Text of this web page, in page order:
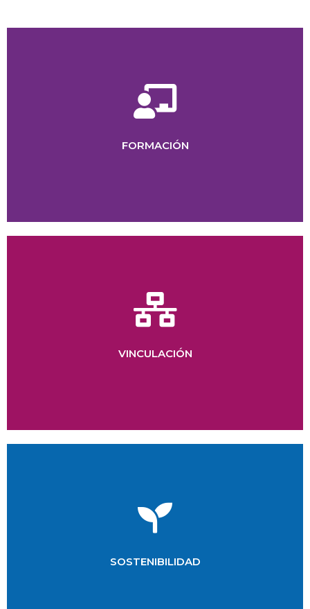
FORMACIÓN
Cursos y talleres enfocados en herramientas clave
profesional.
VINCULACIÓN
vínculos y proyectos colaborativos.
SOSTENIBILIDAD
proyectos culturales a largo plazo.